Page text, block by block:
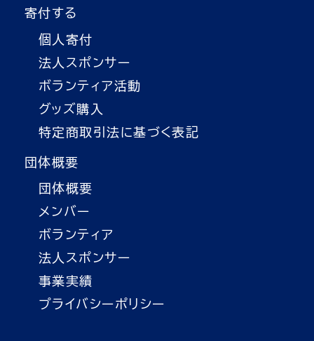
寄付する
個人寄付
法人スポンサー
ボランティア活動
グッズ購入
特定商取引法に基づく表記
団体概要
団体概要
メンバー
ボランティア
法人スポンサー
事業実績
プライバシーポリシー